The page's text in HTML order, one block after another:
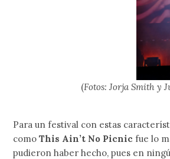
(Fotos: Jorja Smith y
Para un festival con estas
comoThis Ain’t No Picnic fue lo
pudieron haber hecho, pues en